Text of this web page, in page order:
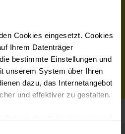
Cookies eingesetzt. Cookies
Ihrem Datenträger
bestimmte Einstellungen und
unserem System über Ihren
dazu, das Internetangebot
und effektiver zu gestalten.